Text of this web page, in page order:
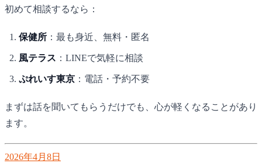
初めて相談するなら：
保健所 ：最も身近、無料・匿名
風テラス ：LINEで気軽に相談
ぷれいす東京 ：電話・予約不要
まずは話を聞いてもらうだけでも、心が軽くなることがあり
ます。
2026年4月8日